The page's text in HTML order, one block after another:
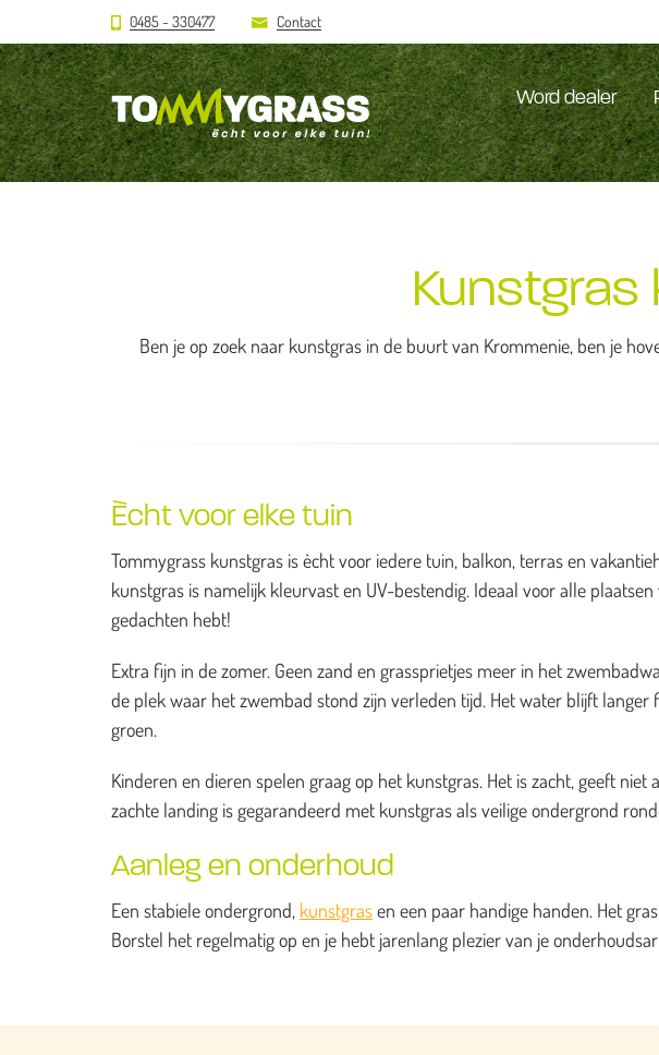
0485 - 330477 Contact
Word dealer
Kunstgras
Ben je op zoek naar kunstgras in de buurt van Krommenie, ben je
Ècht voor elke tuin
Tommygrass kunstgras is ècht voor iedere tuin, balkon, terras en
kunstgras is namelijk kleurvast en UV-bestendig. Ideaal voor alle
gedachten hebt!
Extra fijn in de zomer. Geen zand en grassprietjes meer in het
de plek waar het zwembad stond zijn verleden tijd. Het water blijft
groen.
Kinderen en dieren spelen graag op het kunstgras. Het is zacht, geeft niet
zachte landing is gegarandeerd met kunstgras als veilige ondergrond
Aanleg en onderhoud
Een stabiele ondergrond, kunstgrasen een paar handige handen. Het
Borstel het regelmatig op en je hebt jarenlang plezier van je